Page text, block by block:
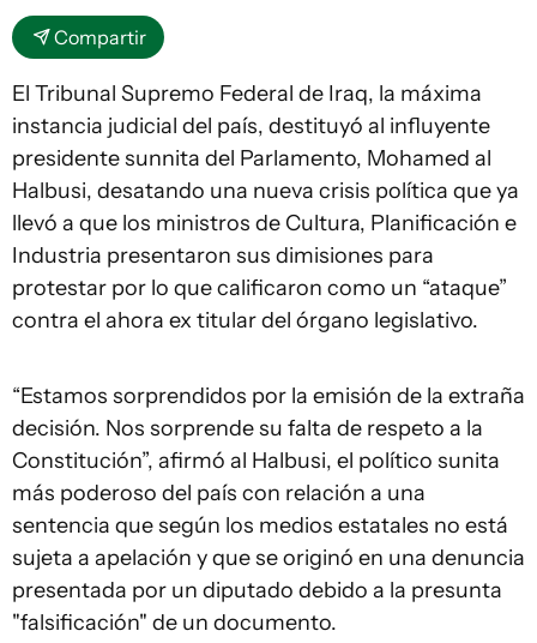
Compartir
El Tribunal Supremo Federal de Iraq, la máxima
instancia judicial del país, destituyó al influyente
presidente sunnita del Parlamento, Mohamed al
Halbusi, desatando una nueva crisis política que ya
llevó a que los ministros de Cultura, Planificación e
Industria presentaron sus dimisiones para
protestar por lo que calificaron como un “ataque”
contra el ahora ex titular del órgano legislativo.
“Estamos sorprendidos por la emisión de la extraña
decisión. Nos sorprende su falta de respeto a la
Constitución”, afirmó al Halbusi, el político sunita
más poderoso del país con relación a una
sentencia que según los medios estatales no está
sujeta a apelación y que se originó en una denuncia
presentada por un diputado debido a la presunta
"falsificación" de un documento.